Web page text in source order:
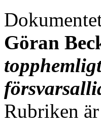
Göran
Rubriken